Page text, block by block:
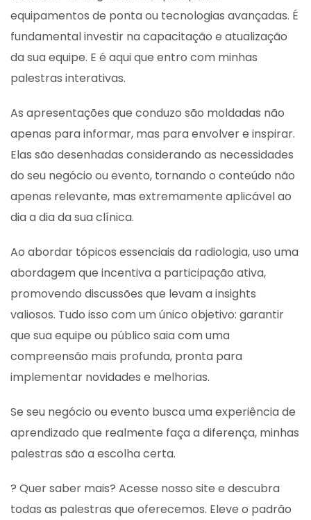
equipamentos de ponta ou tecnologias avançadas. É
fundamental investir na capacitação e atualização
da sua equipe. E é aqui que entro com minhas
palestras interativas.
As apresentações que conduzo são moldadas não
apenas para informar, mas para envolver e inspirar.
Elas são desenhadas considerando as necessidades
do seu negócio ou evento, tornando o conteúdo não
apenas relevante, mas extremamente aplicável ao
dia a dia da sua clínica.
Ao abordar tópicos essenciais da radiologia, uso uma
abordagem que incentiva a participação ativa,
promovendo discussões que levam a insights
valiosos. Tudo isso com um único objetivo: garantir
que sua equipe ou público saia com uma
compreensão mais profunda, pronta para
implementar novidades e melhorias.
Se seu negócio ou evento busca uma experiência de
aprendizado que realmente faça a diferença, minhas
palestras são a escolha certa.
? Quer saber mais? Acesse nosso site e descubra
todas as palestras que oferecemos. Eleve o padrão